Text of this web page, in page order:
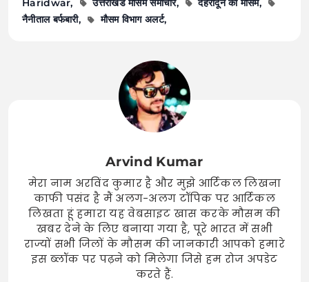
Haridwar
उत्तराखंड मौसम समाचार
देहरादून का मौसम
नैनीताल बर्फबारी
मौसम विभाग अलर्ट
Arvind Kumar
मेरा नाम अरविंद कुमार है और मुझे आर्टिकल लिखना
काफी पसंद है मैं अलग-अलग टॉपिक पर आर्टिकल
लिखता हूं हमारा यह वेबसाइट खास करके मौसम की
खबर देने के लिए बनाया गया है, पूरे भारत में सभी
राज्यों सभी जिलों के मौसम की जानकारी आपको हमारे
इस ब्लॉक पर पढ़ने को मिलेगा जिसे हम रोज अपडेट
करते हैं.